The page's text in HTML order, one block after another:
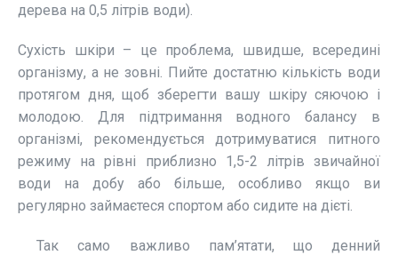
дерева на 0,5 літрів води).
Сухість шкіри – це проблема, швидше, всередині
організму, а не зовні. Пийте достатню кількість води
протягом дня, щоб зберегти вашу шкіру сяючою і
молодою. Для підтримання водного балансу в
організмі, рекомендується дотримуватися питного
режиму на рівні приблизно 1,5-2 літрів звичайної
води на добу або більше, особливо якщо ви
регулярно займаєтеся спортом або сидите на дієті.
Так само важливо пам’ятати, що денний